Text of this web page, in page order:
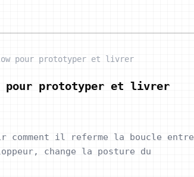
pour prototyper et livrer
pour prototyper et livrer
comment il referme la boucle entre
change la posture du